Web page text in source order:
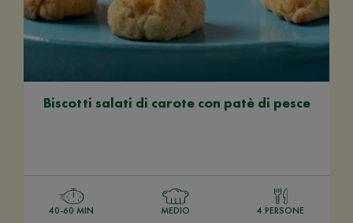
Biscotti salati di carote con patè di pesce
40-60 MIN MEDIO 4 PERSONE